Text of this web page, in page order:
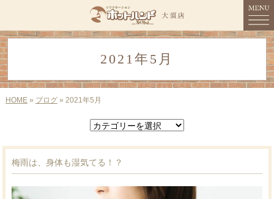
MENU
HOME
コンセプト
2021年5月
HOME» ブログ» 2021年5月
梅雨は、身体も湿気てる！？